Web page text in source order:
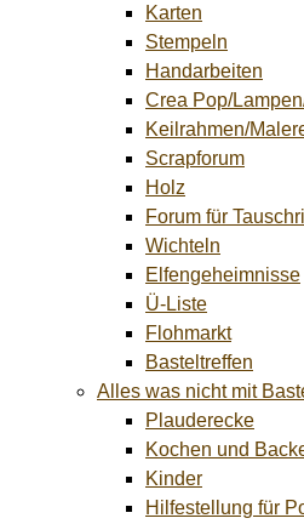
Karten
Stempeln
Handarbeiten
Crea Pop/
Keilrahmen/
Scrapforum
Holz
Forum für
Wichteln
Elfengeheimnisse
Ü-Liste
Flohmarkt
Basteltreffen
Alles was nicht mit
Plauderecke
Kochen und
Kinder
Hilfestellung für